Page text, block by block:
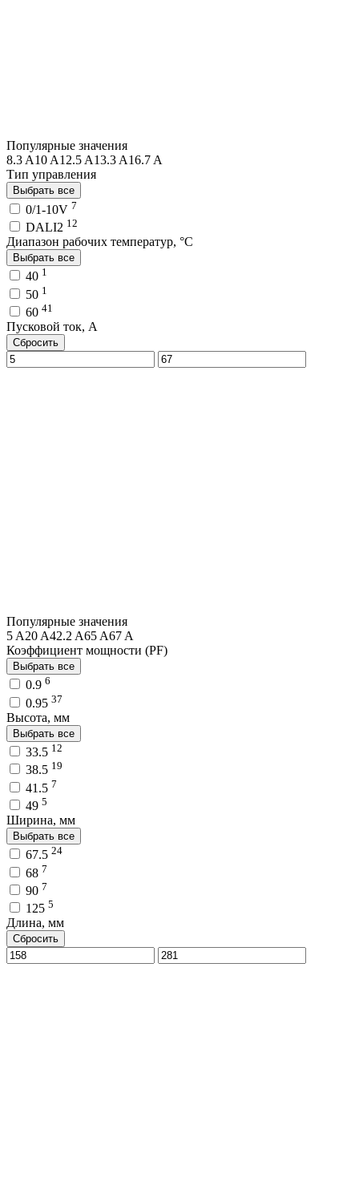
Популярные значения
8.3 A10 A12.5 A13.3 A16.7 A
Тип управления
Выбрать все
0/1-10V 7
DALI2 12
Диапазон рабочих температур, °C
Выбрать все
40 1
50 1
60 41
Пусковой ток, A
Сбросить
Популярные значения
5 A20 A42.2 A65 A67 A
Коэффициент мощности (PF)
Выбрать все
0.9 6
0.95 37
Высота, мм
Выбрать все
33.5 12
38.5 19
41.5 7
49 5
Ширина, мм
Выбрать все
67.5 24
68 7
90 7
125 5
Длина, мм
Сбросить